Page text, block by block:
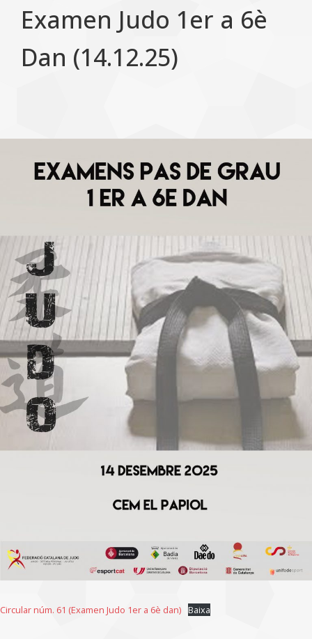
Examen Judo 1er a 6è
Dan (14.12.25)
Circular núm. 61 (Examen Judo 1er a 6è dan) Baixa